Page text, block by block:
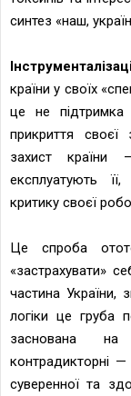
синтез «наш,
країни у своїх
це не підтримка
прикриття своєї
захист країни
експлуатують
критику своєї
Це спроба
«застрахувати»
частина України,
логіки це груба
заснована на
контрадикторні —
суверенної та